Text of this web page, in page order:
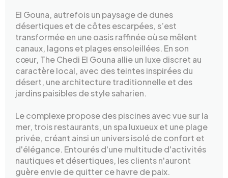
El Gouna, autrefois un paysage de dunes
désertiques et de côtes escarpées, s’est
transformée en une oasis raffinée où se mêlent
canaux, lagons et plages ensoleillées. En son
cœur, The Chedi El Gouna allie un luxe discret au
caractère local, avec des teintes inspirées du
désert, une architecture traditionnelle et des
jardins paisibles de style saharien.
Le complexe propose des piscines avec vue sur la
mer, trois restaurants, un spa luxueux et une plage
privée, créant ainsi un univers isolé de confort et
d'élégance. Entourés d'une multitude d'activités
nautiques et désertiques, les clients n'auront
guère envie de quitter ce havre de paix.